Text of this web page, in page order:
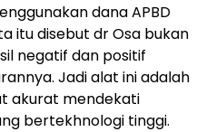
dana APBD
itu disebut dr Osa bukan
negatif dan positif
Jadi alat ini adalah
akurat mendekati
bertekhnologi tinggi.